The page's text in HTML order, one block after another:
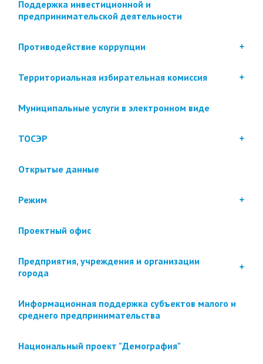
Поддержка инвестиционной и
предпринимательской деятельности
Противодействие коррупции
Территориальная избирательная комиссия
Муниципальные услуги в электронном виде
ТОСЭР
Открытые данные
Режим
Проектный офис
Предприятия, учреждения и организации
города
Информационная поддержка субъектов малого и
среднего предпринимательства
Национальный проект "Демография"